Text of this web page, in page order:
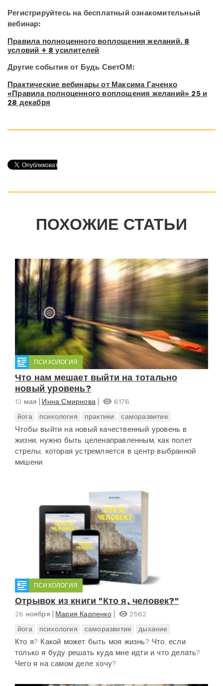
Регистрируйтесь на бесплатный ознакомительный
вебинар:
Правила полноценного воплощения желаний. 8
условий + 8 усилителей
Другие события от Будь СветОМ:
Практические вебинары от Максима Гаченко
«Правила полноценного воплощения желаний» 25 и
28 декабря
ПОХОЖИЕ СТАТЬИ
ПСИХОЛОГИЯ
Что нам мешает выйти на тотально
новый уровень?
13 мая Инна Смирнова
6176
йога
психология практики саморазвитие
Чтобы выйти на новый качественный уровень в
жизни, нужно быть целенаправленным, как полет
стрелы, которая устремляется в центр выбранной
мишени.
ПСИХОЛОГИЯ
Отрывок из книги "Кто я, человек?"
28 ноября Мария Карпенко
2562
йога
психология саморазвитие дыхание
Кто я? Какой может быть моя жизнь? Что, если
только я буду решать куда мне идти и что делать?
Чего я на самом деле хочу?